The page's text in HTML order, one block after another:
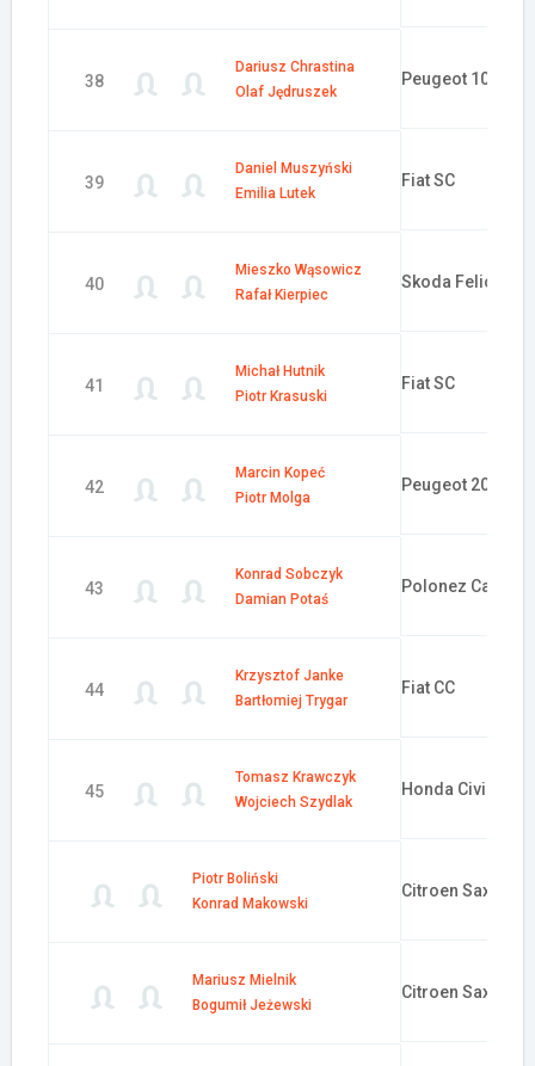
38
Dariusz Chrastina
Olaf Jędruszek
Peugeot 106
39
Daniel Muszyński
Emilia Lutek
Fiat SC
40
Mieszko Wąsowicz
Rafał Kierpiec
Skoda Felicia
41
Michał Hutnik
Piotr Krasuski
Fiat SC
42
Marcin Kopeć
Piotr Molga
Peugeot 205
43
Konrad Sobczyk
Damian Potaś
Polonez Caro
44
Krzysztof Janke
Bartłomiej Trygar
Fiat CC
45
Tomasz Krawczyk
Wojciech Szydlak
Honda Civic
Piotr Boliński
Konrad Makowski
Citroen Saxo
Mariusz Mielnik
Bogumił Jeżewski
Citroen Saxo